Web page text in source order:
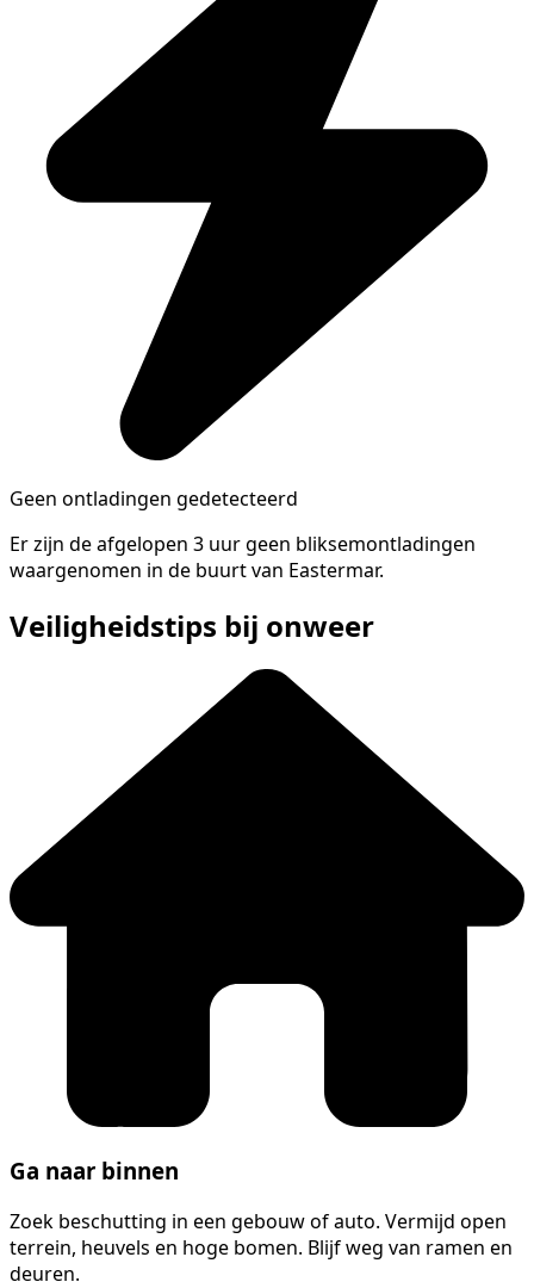
Geen ontladingen gedetecteerd
Er zijn de afgelopen 3 uur geen bliksemontladingen
waargenomen in de buurt van Eastermar.
Veiligheidstips bij onweer
Ga naar binnen
Zoek beschutting in een gebouw of auto. Vermijd open
terrein, heuvels en hoge bomen. Blijf weg van ramen en
deuren.